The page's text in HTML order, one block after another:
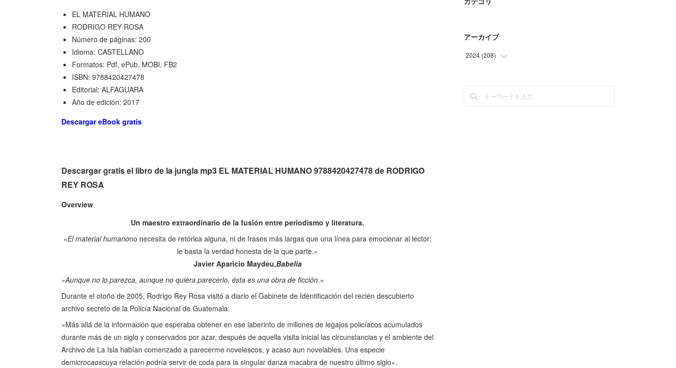
EL MATERIAL HUMANO
RODRIGO REY ROSA
Número de páginas: 200
Idioma: CASTELLANO
Formatos: Pdf, ePub, MOBI, FB2
ISBN: 9788420427478
Editorial: ALFAGUARA
Año de edición: 2017
Descargar eBook gratis
Descargar gratis el libro de la jungla mp3 EL MATERIAL HUMANO 9788420427478 de RODRIGO
REY ROSA
Overview
Un maestro extraordinario de la fusión entre periodismo y literatura.
«El material humanono necesita de retórica alguna, ni de frases más largas que una línea para emocionar al lector:
le basta la verdad honesta de la que parte.»
Javier Aparicio Maydeu,Babelia
«Aunque no lo parezca, aunque no quiera parecerlo, ésta es una obra de ficción.»
Durante el otoño de 2005, Rodrigo Rey Rosa visitó a diario el Gabinete de Identificación del recién descubierto
archivo secreto de la Policía Nacional de Guatemala:
«Más allá de la información que esperaba obtener en ese laberinto de millones de legajos policíacos acumulados
durante más de un siglo y conservados por azar, después de aquella visita inicial las circunstancias y el ambiente del
Archivo de La Isla habían comenzado a parecerme novelescos, y acaso aun novelables. Una especie
demicrocaoscuya relación podría servir de coda para la singular danza macabra de nuestro último siglo».
アーカイブ
2024 (208)
(